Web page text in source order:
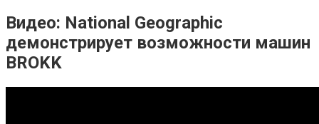
Видео: National Geographic
демонстрирует возможности машин
BROKK